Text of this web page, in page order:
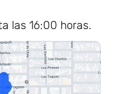
las 16:00 horas.